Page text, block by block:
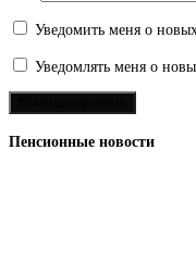
Уведомить меня о
Уведомлять меня о
Пенсионные новости